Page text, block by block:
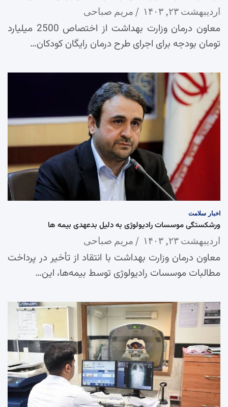
اردیبهشت ۲۳, ۱۴۰۳ مریم صباحی
معاون درمان وزارت بهداشت از اختصاص 2500 میلیارد
تومان بودجه برای اجرای طرح درمان رایگان کودکان…
اخبار سلامت
ورشکستگی موسسات رادیولوژی به دلیل بدعهدی بیمه ها
اردیبهشت ۲۳, ۱۴۰۳ مریم صباحی
معاون درمان وزارت بهداشت با انتقاد از تأخیر در پرداخت
مطالبات موسسات رادیولوژی توسط بیمه‌ها، این…